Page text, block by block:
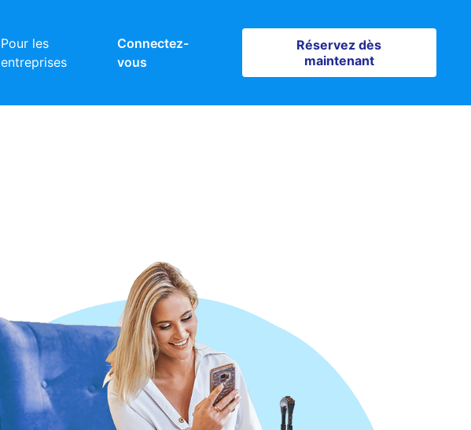
Pour les
entreprises
Connectez-
vous
Réservez dès
maintenant
Réservez dès maintenant